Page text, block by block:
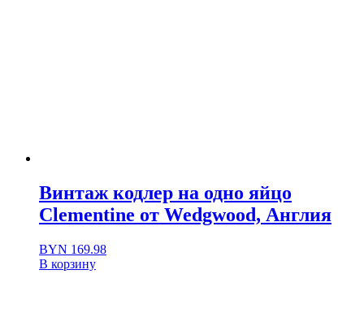
Винтаж кодлер на одно яйцо
Clementine от Wedgwood, Англия
BYN 169.98
В корзину